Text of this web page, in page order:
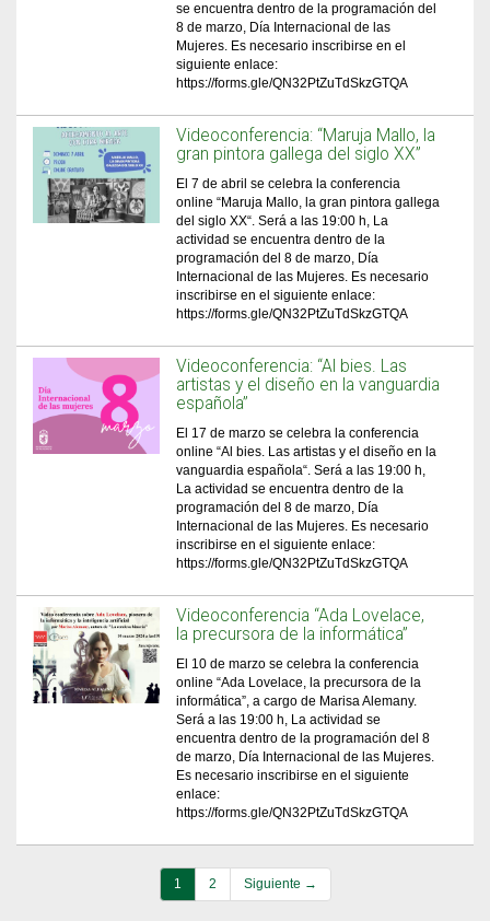
se encuentra dentro de la programación del
8 de marzo, Día Internacional de las
Mujeres. Es necesario inscribirse en el
siguiente enlace:
https://forms.gle/QN32PtZuTdSkzGTQA
Videoconferencia: “Maruja Mallo, la
gran pintora gallega del siglo XX”
El 7 de abril se celebra la conferencia
online “Maruja Mallo, la gran pintora gallega
del siglo XX“. Será a las 19:00 h, La
actividad se encuentra dentro de la
programación del 8 de marzo, Día
Internacional de las Mujeres. Es necesario
inscribirse en el siguiente enlace:
https://forms.gle/QN32PtZuTdSkzGTQA
Videoconferencia: “Al bies. Las
artistas y el diseño en la vanguardia
española”
El 17 de marzo se celebra la conferencia
online “Al bies. Las artistas y el diseño en la
vanguardia española“. Será a las 19:00 h,
La actividad se encuentra dentro de la
programación del 8 de marzo, Día
Internacional de las Mujeres. Es necesario
inscribirse en el siguiente enlace:
https://forms.gle/QN32PtZuTdSkzGTQA
Videoconferencia “Ada Lovelace,
la precursora de la informática”
El 10 de marzo se celebra la conferencia
online “Ada Lovelace, la precursora de la
informática”, a cargo de Marisa Alemany.
Será a las 19:00 h, La actividad se
encuentra dentro de la programación del 8
de marzo, Día Internacional de las Mujeres.
Es necesario inscribirse en el siguiente
enlace:
https://forms.gle/QN32PtZuTdSkzGTQA
1 2 Siguiente →